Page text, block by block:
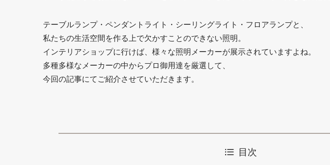
テーブルランプ・ペンダントライト・シーリングライト・フロアランプと、
私たちの生活空間を作る上で欠かすことのできない照明。
インテリアショップに行けば、様々な照明メーカーが展示されていますよね。
多種多様なメーカーの中からプロ御用達を厳選して、
今回の記事にてご紹介させていただきます。
目次